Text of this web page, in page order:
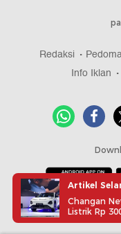
Redaksi
Info Iklan
Copyright @
Artikel
Changan
Listrik Rp